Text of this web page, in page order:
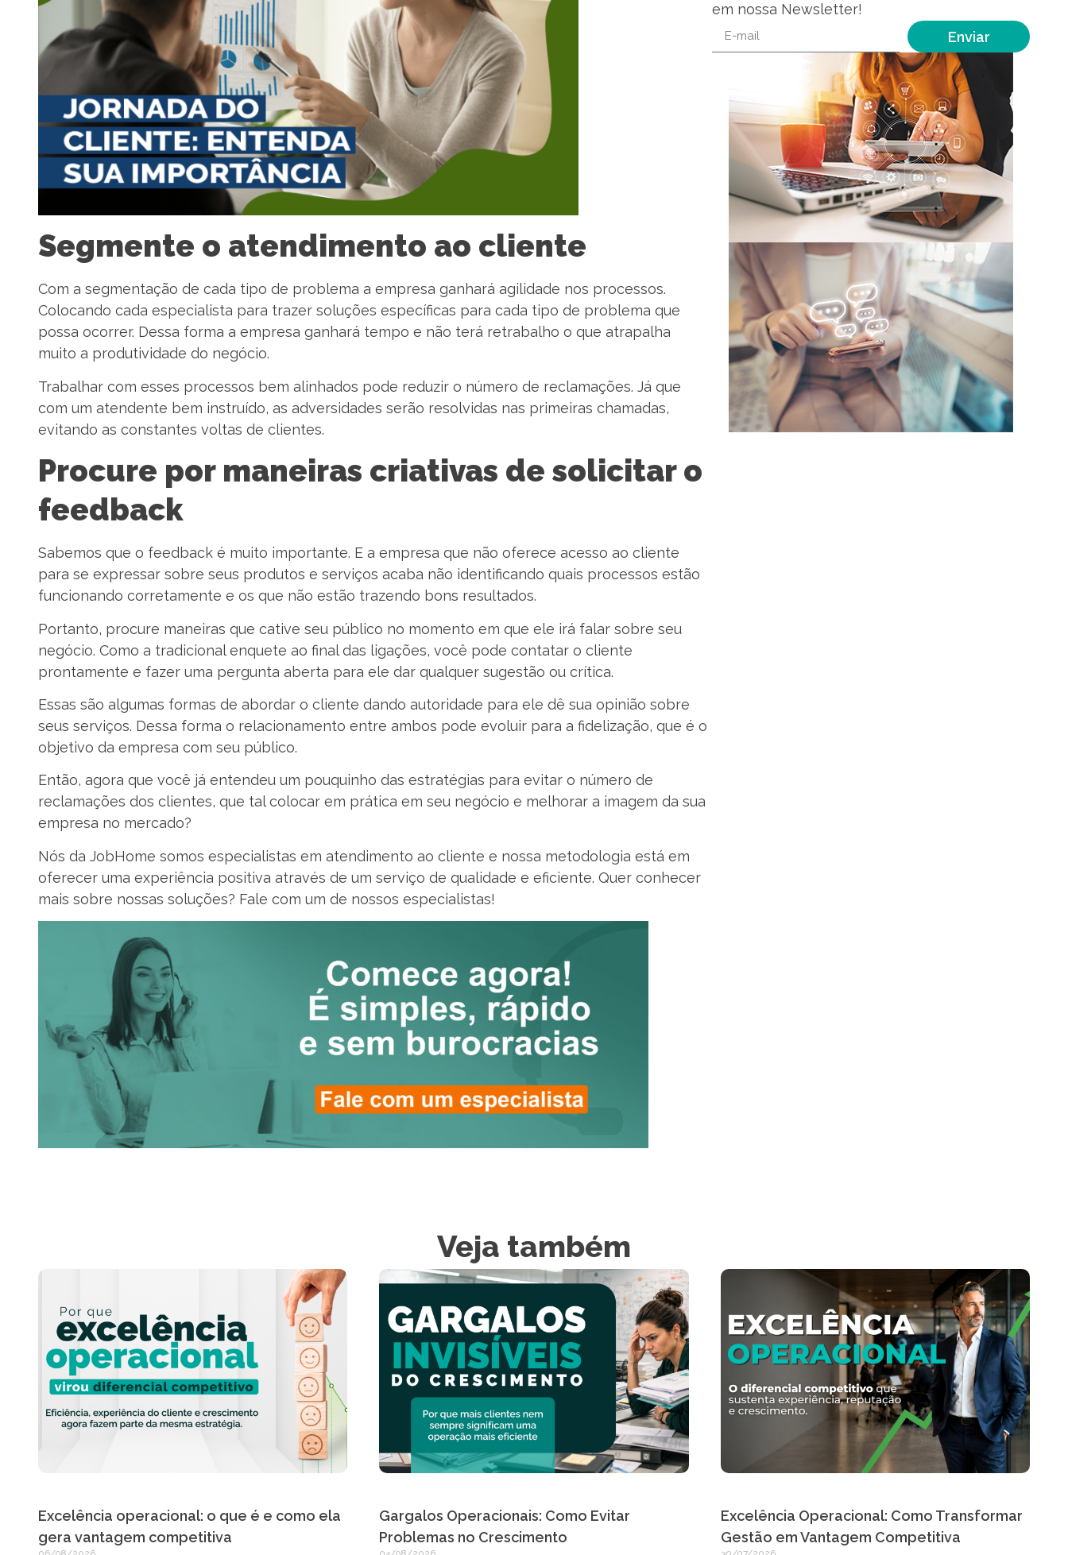
Segmente o atendimento ao cliente
Com a segmentação de cada tipo de problema a empresa ganhará agilidade nos processos.
Colocando cada especialista para trazer soluções específicas para cada tipo de problema que
possa ocorrer. Dessa forma a empresa ganhará tempo e não terá retrabalho o que atrapalha
muito a produtividade do negócio.
Trabalhar com esses processos bem alinhados pode reduzir o número de reclamações. Já que
com um atendente bem instruído, as adversidades serão resolvidas nas primeiras chamadas,
evitando as constantes voltas de clientes.
Procure por maneiras criativas de solicitar o
feedback
Sabemos que o feedback é muito importante. E a empresa que não oferece acesso ao cliente
para se expressar sobre seus produtos e serviços acaba não identificando quais processos estão
funcionando corretamente e os que não estão trazendo bons resultados.
Portanto, procure maneiras que cative seu público no momento em que ele irá falar sobre seu
negócio. Como a tradicional enquete ao final das ligações, você pode contatar o cliente
prontamente e fazer uma pergunta aberta para ele dar qualquer sugestão ou crítica.
Essas são algumas formas de abordar o cliente dando autoridade para ele dê sua opinião sobre
seus serviços. Dessa forma o relacionamento entre ambos pode evoluir para a fidelização, que é o
objetivo da empresa com seu público.
Então, agora que você já entendeu um pouquinho das estratégias para evitar o número de
reclamações dos clientes, que tal colocar em prática em seu negócio e melhorar a imagem da sua
empresa no mercado?
Nós da JobHome somos especialistas em atendimento ao cliente e nossa metodologia está em
oferecer uma experiência positiva através de um serviço de qualidade e eficiente. Quer conhecer
mais sobre nossas soluções? Fale com um de nossos especialistas!
em nossa Newsletter!
Enviar
Veja também
Excelência operacional: o que é e como ela
gera vantagem competitiva
Gargalos Operacionais: Como Evitar
Problemas no Crescimento
Excelência Operacional: Como Transformar
Gestão em Vantagem Competitiva